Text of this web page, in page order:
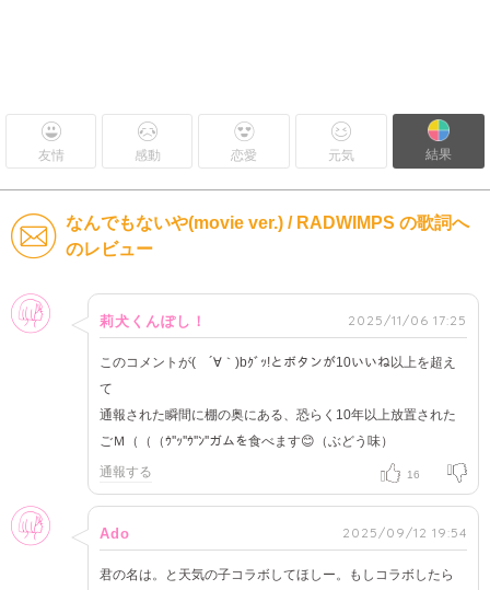
友情 感動 恋愛 元気 結果
なんでもないや(movie ver.) / RADWIMPS の歌詞へ
のレビュー
女性
莉犬くんぽし！ 2025/11/06 17:25
このコメントが( ´∀｀)bｸﾞｯ!とボタンが10いいね以上を超え
て
通報された瞬間に棚の奥にある、恐らく10年以上放置された
ごＭ（（（ｳ''ｯ''ｳ''ﾝ''ガムを食べます😊（ぶどう味）
通報する 16
女性
Ado 2025/09/12 19:54
君の名は。と天気の子コラボしてほしー。もしコラボしたら